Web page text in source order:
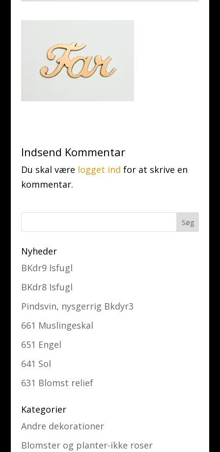
Indsend Kommentar
Du skal være logget ind for at skrive en
kommentar.
Nyheder
BKdr9 Isfugl
BKdr8 Isfugl
Pindsvin, nysgerrig Bkdyr3
661 Muslingeskal
651 Engel
641 Sol
631 Blomst relief
Kategorier
Andre dekorationer
Blomster og planter-ikke roser